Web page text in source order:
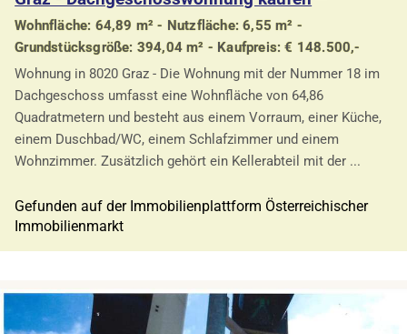
Wohnfläche: 64,89 m² - Nutzfläche: 6,55 m² -
Grundstücksgröße: 394,04 m² - Kaufpreis: € 148.500,-
Wohnung in 8020 Graz - Die Wohnung mit der Nummer 18 im
Dachgeschoss umfasst eine Wohnfläche von 64,86
Quadratmetern und besteht aus einem Vorraum, einer Küche,
einem Duschbad/WC, einem Schlafzimmer und einem
Wohnzimmer. Zusätzlich gehört ein Kellerabteil mit der ...
Gefunden auf der Immobilienplattform Österreichischer
Immobilienmarkt